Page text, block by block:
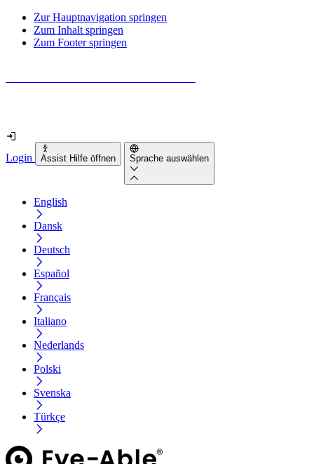
Zur Hauptnavigation springen
Zum Inhalt springen
Zum Footer springen
Login Assist Hilfe öffnen Sprache auswählen
English
Dansk
Deutsch
Español
Français
Italiano
Nederlands
Polski
Svenska
Türkçe